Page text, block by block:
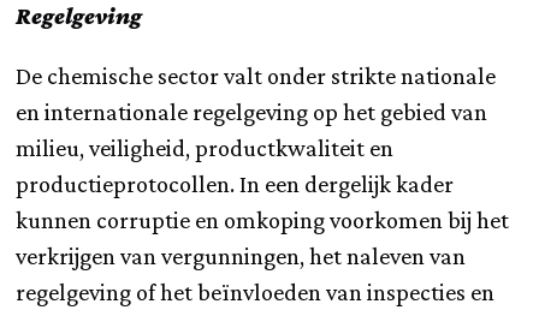
Regelgeving
De chemische sector valt onder strikte nationale
en internationale regelgeving op het gebied van
milieu, veiligheid, productkwaliteit en
productieprotocollen. In een dergelijk kader
kunnen corruptie en omkoping voorkomen bij het
verkrijgen van vergunningen, het naleven van
regelgeving of het beïnvloeden van inspecties en